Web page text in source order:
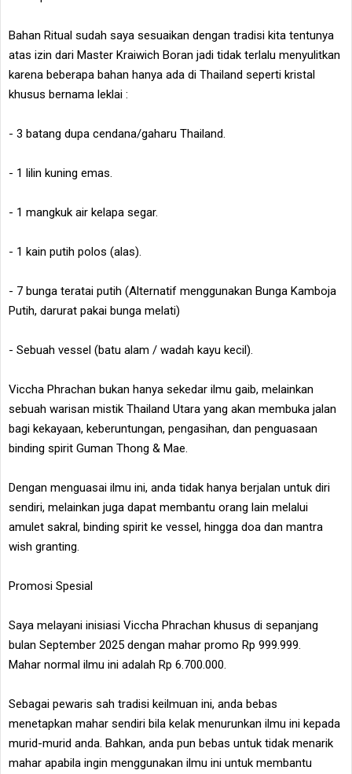
Bahan Ritual sudah saya sesuaikan dengan tradisi kita tentunya
atas izin dari Master Kraiwich Boran jadi tidak terlalu menyulitkan
karena beberapa bahan hanya ada di Thailand seperti kristal
khusus bernama leklai :
- 3 batang dupa cendana/gaharu Thailand.
- 1 lilin kuning emas.
- 1 mangkuk air kelapa segar.
- 1 kain putih polos (alas).
- 7 bunga teratai putih (Alternatif menggunakan Bunga Kamboja
Putih, darurat pakai bunga melati)
- Sebuah vessel (batu alam / wadah kayu kecil).
Viccha Phrachan bukan hanya sekedar ilmu gaib, melainkan
sebuah warisan mistik Thailand Utara yang akan membuka jalan
bagi kekayaan, keberuntungan, pengasihan, dan penguasaan
binding spirit Guman Thong & Mae.
Dengan menguasai ilmu ini, anda tidak hanya berjalan untuk diri
sendiri, melainkan juga dapat membantu orang lain melalui
amulet sakral, binding spirit ke vessel, hingga doa dan mantra
wish granting.
Promosi Spesial
Saya melayani inisiasi Viccha Phrachan khusus di sepanjang
bulan September 2025 dengan mahar promo Rp 999.999.
Mahar normal ilmu ini adalah Rp 6.700.000.
Sebagai pewaris sah tradisi keilmuan ini, anda bebas
menetapkan mahar sendiri bila kelak menurunkan ilmu ini kepada
murid-murid anda. Bahkan, anda pun bebas untuk tidak menarik
mahar apabila ingin menggunakan ilmu ini untuk membantu